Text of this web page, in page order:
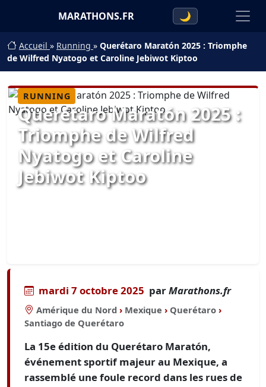
MARATHONS.FR 🌙
Accueil » Running » Querétaro Maratón 2025 : Triomphe
de Wilfred Nyatogo et Caroline Jebiwot Kiptoo
RUNNING
Querétaro Maratón 2025 :
Triomphe de Wilfred
Nyatogo et Caroline
Jebiwot Kiptoo
mardi 7 octobre 2025 parMarathons.fr
Amérique du Nord › Mexique › Querétaro ›
Santiago de Querétaro
La 15e édition du Querétaro Maratón,
événement sportif majeur au Mexique, a
rassemblé une foule record dans les rues de